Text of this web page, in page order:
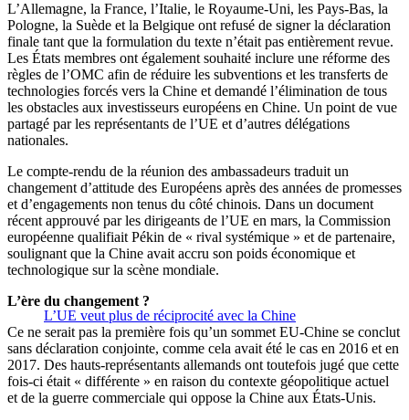
L’Allemagne, la France, l’Italie, le Royaume-Uni, les Pays-Bas, la
Pologne, la Suède et la Belgique ont refusé de signer la déclaration
finale tant que la formulation du texte n’était pas entièrement revue.
Les États membres ont également souhaité inclure une réforme des
règles de l’OMC afin de réduire les subventions et les transferts de
technologies forcés vers la Chine et demandé l’élimination de tous
les obstacles aux investisseurs européens en Chine. Un point de vue
partagé par les représentants de l’UE et d’autres délégations
nationales.
Le compte-rendu de la réunion des ambassadeurs traduit un
changement d’attitude des Européens après des années de promesses
et d’engagements non tenus du côté chinois. Dans un document
récent approuvé par les dirigeants de l’UE en mars, la Commission
européenne qualifiait Pékin de « rival systémique » et de partenaire,
soulignant que la Chine avait accru son poids économique et
technologique sur la scène mondiale.
L’UE veut plus de réciprocité avec la Chine
L’ère du changement ?
Ce ne serait pas la première fois qu’un sommet EU-Chine se conclut
sans déclaration conjointe, comme cela avait été le cas en 2016 et en
2017. Des hauts-représentants allemands ont toutefois jugé que cette
fois-ci était « différente » en raison du contexte géopolitique actuel
et de la guerre commerciale qui oppose la Chine aux États-Unis.